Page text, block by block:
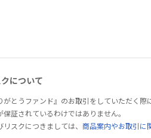
について
とうファンド』のお取引をしていただく
証されているわけではありません。
スクにつきましては、 商品案内やお取引に